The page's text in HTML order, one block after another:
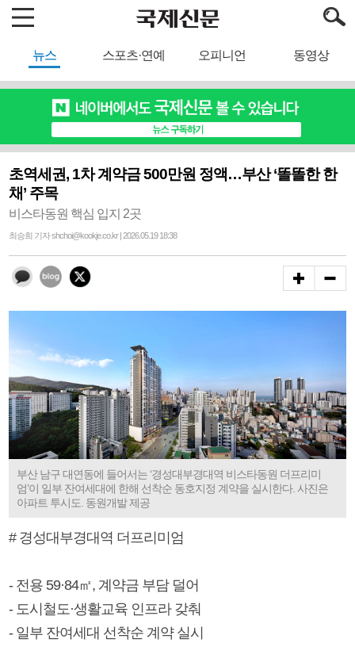
뉴스 스포츠·연예 오피니언 동영상
초역세권, 1차 계약금 500만원 정액…부산 ‘똘똘한 한
채’ 주목
비스타동원 핵심 입지 2곳
최승희 기자 shchoi@kookje.co.kr | 2026.05.19 18:38
부산 남구 대연동에 들어서는 ‘경성대부경대역 비스타동원 더프리미
엄’이 일부 잔여세대에 한해 선착순 동호지정 계약을 실시한다. 사진은
아파트 투시도. 동원개발 제공
# 경성대부경대역 더프리미엄
- 전용 59·84㎡, 계약금 부담 덜어
- 도시철도·생활교육 인프라 갖춰
- 일부 잔여세대 선착순 계약 실시